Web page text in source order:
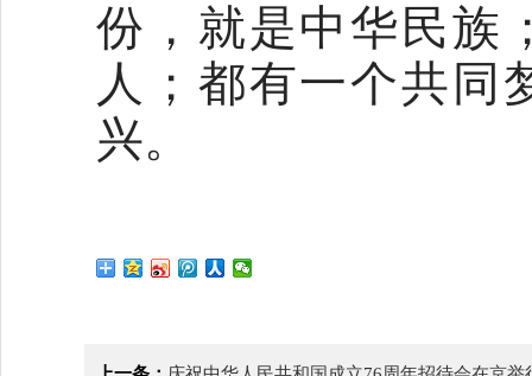
份，就是中华民族
人；都有一个共同
兴。